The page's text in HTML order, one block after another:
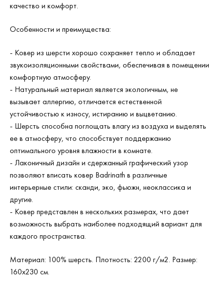
качество и комфорт.
Особенности и преимущества:
- Ковер из шерсти хорошо сохраняет тепло и обладает
звукоизоляционными свойствами, обеспечивая в помещении
комфортную атмосферу.
- Натуральный материал является экологичным, не
вызывает аллергию, отличается естественной
устойчивостью к износу, истиранию и выцветанию.
- Шерсть способна поглощать влагу из воздуха и выделять
ее в атмосферу, что способствует поддержанию
оптимального уровня влажности в комнате.
- Лаконичный дизайн и сдержанный графический узор
позволяют вписать ковер Badrinath в различные
интерьерные стили: сканди, эко, фьюжн, неоклассика и
другие.
- Ковер представлен в нескольких размерах, что дает
возможность выбрать наиболее подходящий вариант для
каждого пространства.
Материал: 100% шерсть. Плотность: 2200 г/м2. Размер:
160х230 см.